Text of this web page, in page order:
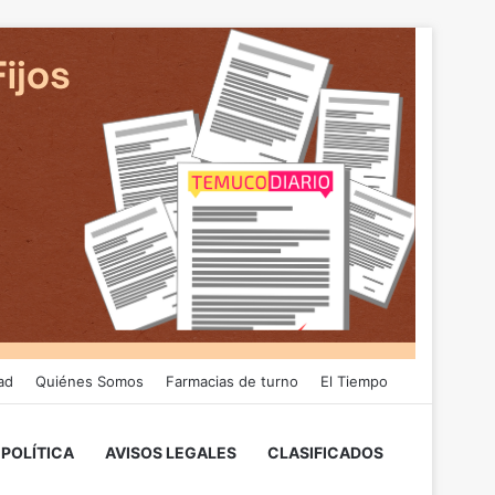
Quiénes Somos Farmacias de turno El Tiempo
POLÍTICA AVISOS LEGALES CLASIFICADOS